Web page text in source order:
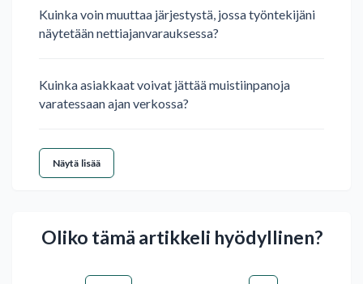
Kuinka voin muuttaa järjestystä, jossa työntekijäni
näytetään nettiajanvarauksessa?
Kuinka asiakkaat voivat jättää muistiinpanoja
varatessaan ajan verkossa?
Näytä lisää
Oliko tämä artikkeli hyödyllinen?